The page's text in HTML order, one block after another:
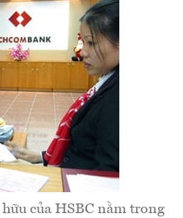
của HSBC nằm trong